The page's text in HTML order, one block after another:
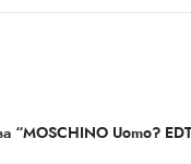
“MOSCHINO Uomo?